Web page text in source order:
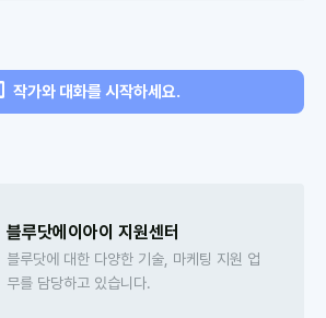
작가와 대화를 시작하세요.
블루닷에이아이 지원센터
블루닷에 대한 다양한 기술, 마케팅 지원 업
무를 담당하고 있습니다.